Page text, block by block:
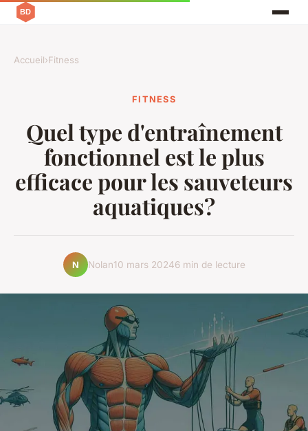
Accueil›Fitness
FITNESS
Quel type d'entraînement
fonctionnel est le plus
efficace pour les sauveteurs
aquatiques?
N Nolan10 mars 20246 min de lecture